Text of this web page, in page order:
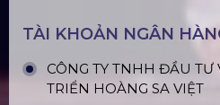
CN Phú Quốc: ĐT45,
CN Long An: Viettruss
An